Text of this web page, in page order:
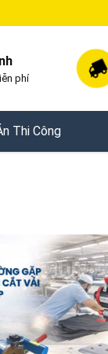
phí
Thi Công